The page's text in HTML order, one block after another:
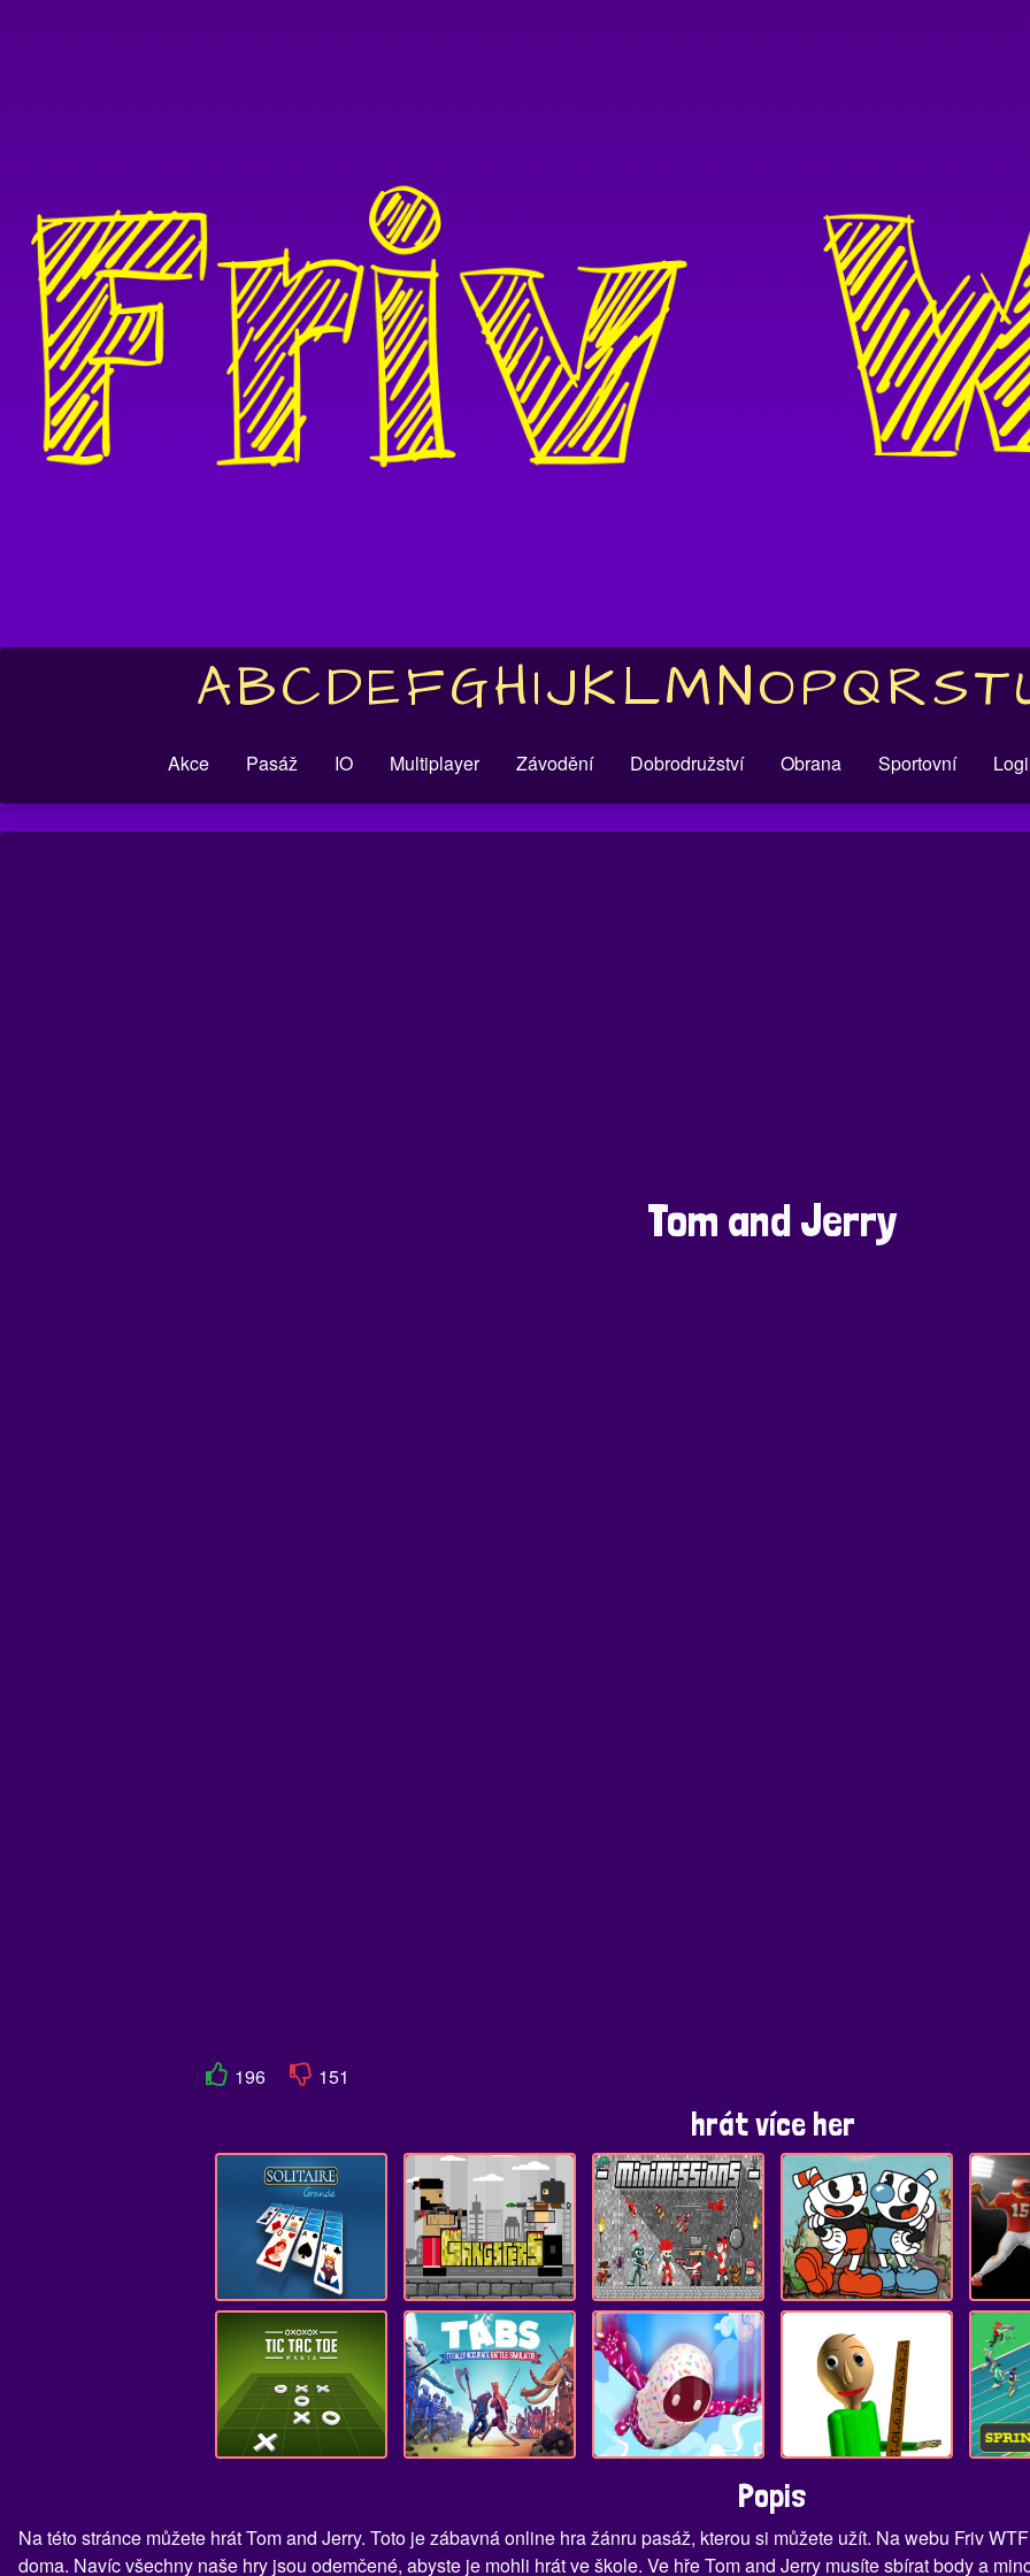
ABCDEFGHIJKLMNOPQRST
Akce Pasáž IO Multiplayer Závodění Dobrodružství Obrana Sportovní
Tom and Jerry
196 151
hrát více her
Popis
Na této stránce můžete hrát Tom and Jerry. Toto je zábavná online hra žánru pasáž, kterou si můžete užít. Na webu Friv
doma. Navíc všechny naše hry jsou odemčené, abyste je mohli hrát ve škole. Ve hře Tom and Jerry musíte sbírat body a